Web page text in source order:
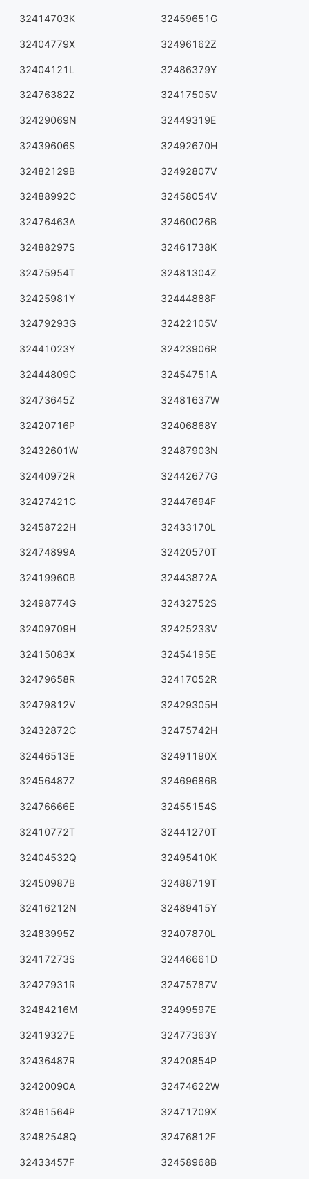
32414703K 32459651G
32404779X 32496162Z
32404121L 32486379Y
32476382Z 32417505V
32429069N 32449319E
32439606S 32492670H
32482129B 32492807V
32488992C 32458054V
32476463A 32460026B
32488297S 32461738K
32475954T 32481304Z
32425981Y 32444888F
32479293G 32422105V
32441023Y 32423906R
32444809C 32454751A
32473645Z 32481637W
32420716P 32406868Y
32432601W 32487903N
32440972R 32442677G
32427421C 32447694F
32458722H 32433170L
32474899A 32420570T
32419960B 32443872A
32498774G 32432752S
32409709H 32425233V
32415083X 32454195E
32479658R 32417052R
32479812V 32429305H
32432872C 32475742H
32446513E 32491190X
32456487Z 32469686B
32476666E 32455154S
32410772T 32441270T
32404532Q 32495410K
32450987B 32488719T
32416212N 32489415Y
32483995Z 32407870L
32417273S 32446661D
32427931R 32475787V
32484216M 32499597E
32419327E 32477363Y
32436487R 32420854P
32420090A 32474622W
32461564P 32471709X
32482548Q 32476812F
32433457F 32458968B